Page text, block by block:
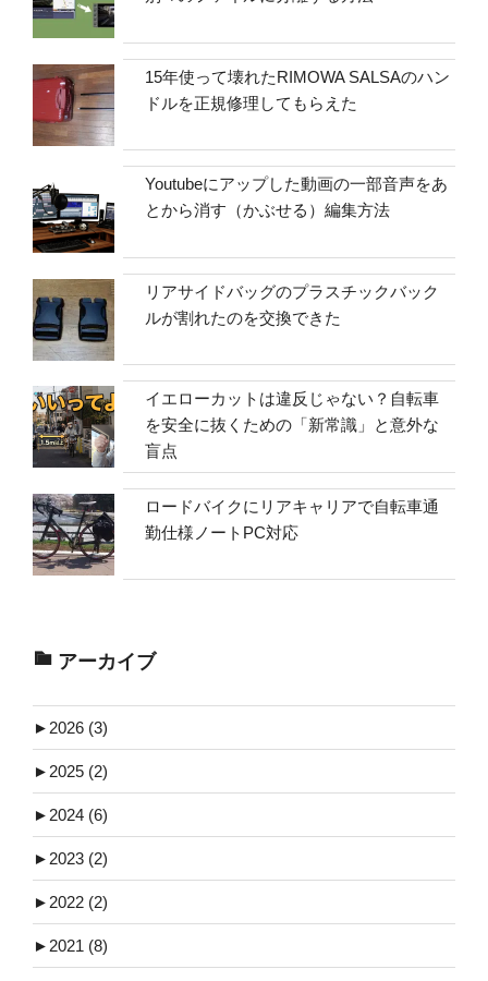
15年使って壊れたRIMOWA SALSAのハン
ドルを正規修理してもらえた
Youtubeにアップした動画の一部音声をあ
とから消す（かぶせる）編集方法
リアサイドバッグのプラスチックバック
ルが割れたのを交換できた
イエローカットは違反じゃない？自転車
を安全に抜くための「新常識」と意外な
盲点
ロードバイクにリアキャリアで自転車通
勤仕様ノートPC対応
アーカイブ
► 2026 (3)
► 2025 (2)
► 2024 (6)
► 2023 (2)
► 2022 (2)
► 2021 (8)